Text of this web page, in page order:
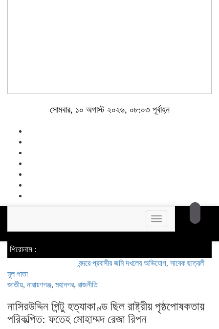
সোমবার, ১০ অগাস্ট ২০২৬, ০৮:০৩ পূর্বাহ্ন
Toggle
navigation
শিরোনাম :
বন্দরে প্রবাসীর জমি দখলের অভিযোগ, সাবেক ছাত্রলীগ নেতা
মূল পাতা
জাতীয়, নারায়ণগঞ্জ, মহানগর, রাজনীতি
নাসিরউদ্দিন পিন্টু হত্যাকাণ্ড ছিল রাষ্ট্রীয় পৃষ্ঠপোষকতায়
পরিকল্পিত: ফতেহ মোহাম্মদ রেজা রিপন